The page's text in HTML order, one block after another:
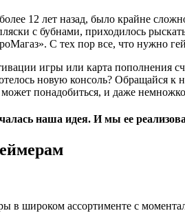
12 лет назад, было крайне
с бубнами, приходилось
С тех пор все, что нужно
игры или карта пополнения
новую консоль? Обращайся к
понадобиться, и даже
наша идея. И мы ее
в широком ассортименте с